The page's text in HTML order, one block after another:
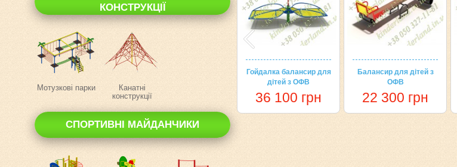
КОНСТРУКЦІЇ
Мотузкові парки
Канатні
конструкції
СПОРТИВНІ МАЙДАНЧИКИ
Гойдалка балансир для
дітей з ОФВ
36 100 грн
Балансир для дітей з
ОФВ
22 300 грн